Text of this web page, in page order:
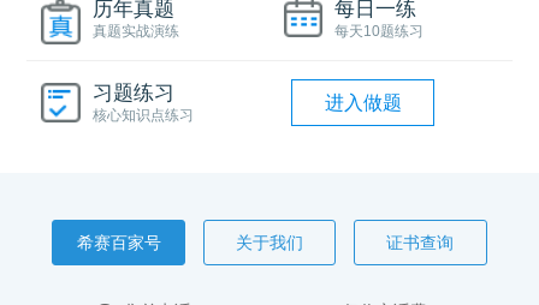
历年真题
真题实战演练
每日一练
每天10题练习
习题练习
核心知识点练习
进入做题
希赛百家号 关于我们 证书查询